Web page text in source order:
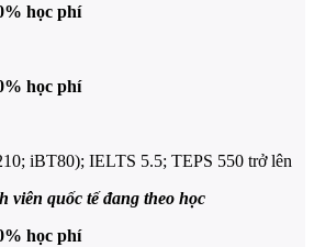
học phí
học phí
iBT80); IELTS 5.5; TEPS 550 trở lên
viên quốc tế đang theo học
học phí